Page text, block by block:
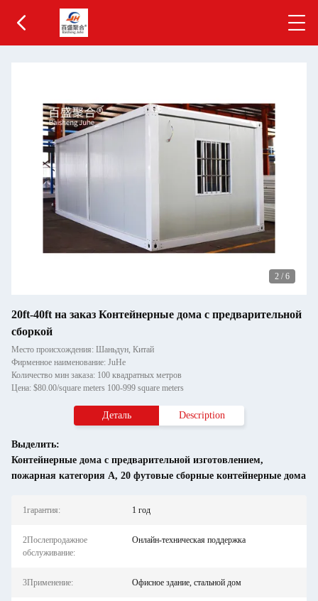
3 / 6
20ft-40ft на заказ Контейнерные дома с предварительной
сборкой
Место происхождения: Шаньдун, Китай
Фирменное наименование: JuHe
Количество мин заказа: 100 квадратных метров
Цена: $80.00/square meters 100-999 square meters
Деталь Description
Выделить:
Контейнерные дома с предварительной изготовлением,
пожарная категория A, 20 футовые сборные контейнерные дома
1гарантия: 1 год
2Послепродажное
обслуживание:
Онлайн-техническая поддержка
3Применение: Офисное здание, стальной дом